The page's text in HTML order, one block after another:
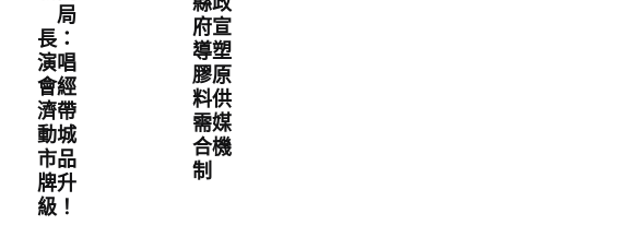
府宣
導塑
膠原
料供
需媒
合機
制
局
長：
演唱
會經
濟帶
動城
市品
牌升
級！